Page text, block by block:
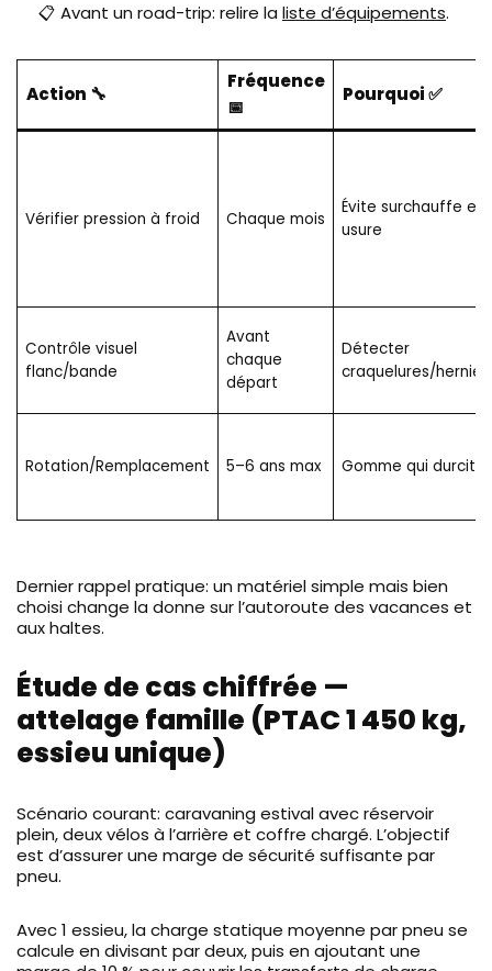
📋 Avant un road-trip: relire la liste d’équipements.
Action 🔧
Fréquence
📅
Pourquoi ✅
Vérifier pression à froid Chaque mois
Évite surchauffe et
usure
Contrôle visuel
flanc/bande
Avant
chaque
départ
Détecter
craquelures/hernies
Rotation/Remplacement 5–6 ans max Gomme qui durcit
Dernier rappel pratique: un matériel simple mais bien
choisi change la donne sur l’autoroute des vacances et
aux haltes.
Étude de cas chiffrée —
attelage famille (PTAC 1 450 kg,
essieu unique)
Scénario courant: caravaning estival avec réservoir
plein, deux vélos à l’arrière et coffre chargé. L’objectif
est d’assurer une marge de sécurité suffisante par
pneu.
Avec 1 essieu, la charge statique moyenne par pneu se
calcule en divisant par deux, puis en ajoutant une